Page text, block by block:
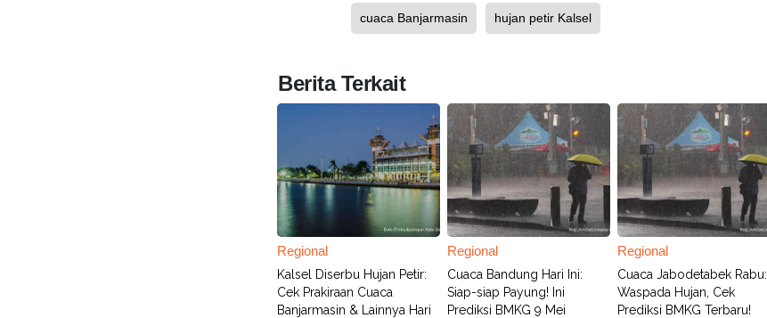
cuaca Banjarmasin hujan petir Kalsel
Berita Terkait
Regional
Kalsel Diserbu Hujan Petir:
Cek Prakiraan Cuaca
Banjarmasin & Lainnya Hari
Regional
Cuaca Bandung Hari Ini:
Siap-siap Payung! Ini
Prediksi BMKG 9 Mei
Regional
Cuaca Jabodetabek Rabu:
Waspada Hujan, Cek
Prediksi BMKG Terbaru!